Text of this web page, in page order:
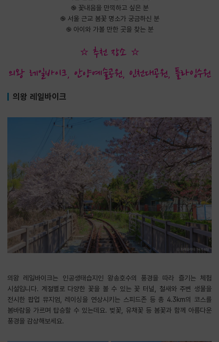
֎ 꽃내음을 만끽하고 싶은 분
֎ 서울 근교 봄꽃 명소가 궁금하신 분
֎ 아이와 가볼 만한 곳을 찾는 분
⭐ 추천 장소 ⭐
의왕 레일바이크, 안양예술공원, 인천대공원, 플라잉수원
의왕 레일바이크
의왕 레일바이크는 인공생태습지인 왕송호수의 풍경을 따라 즐기는 체험
시설입니다. 계절별로 다양한 꽃을 볼 수 있는 꽃 터널, 철새와 주변 생물을
전시한 팝업 뮤지엄, 레이싱을 연상시키는 스피드존 등 총 4.3km의 코스를
봄바람을 가르며 탑승할 수 있는데요. 벚꽃, 유채꽃 등 봄꽃과 함께 아름다운
풍경을 감상해보세요.